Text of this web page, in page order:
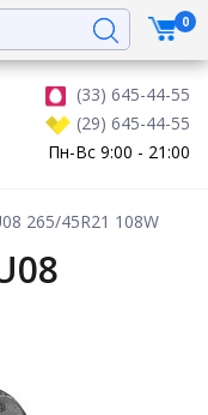
(33) 645-44-55
(29) 645-44-55
Пн-Вс 9:00 - 21:00
0
265/45R21 108W